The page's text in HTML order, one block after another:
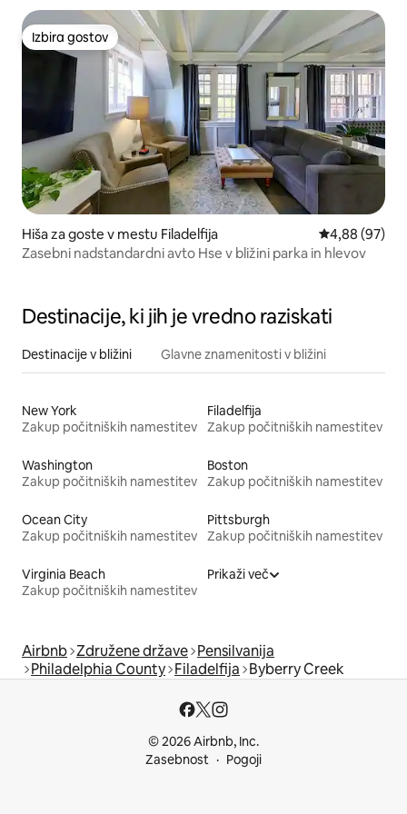
Izbira gostov
Izbira gostov
Hiša za goste v mestu Filadelfija Povprečna
4,88 (97)
Zasebni nadstandardni avto Hse v bližini parka in hlevov
Destinacije, ki jih je vredno raziskati
Destinacije v bližini Glavne znamenitosti v bližini
New York
Zakup počitniških namestitev
Filadelfija
Zakup počitniških namestitev
Washington
Zakup počitniških namestitev
Boston
Zakup počitniških namestitev
Ocean City
Zakup počitniških namestitev
Pittsburgh
Zakup počitniških namestitev
Virginia Beach
Zakup počitniških namestitev
Prikaži več
Airbnb Združene države Pensilvanija
Philadelphia County Filadelfija Byberry Creek
© 2026 Airbnb, Inc.
Zasebnost
Pogoji